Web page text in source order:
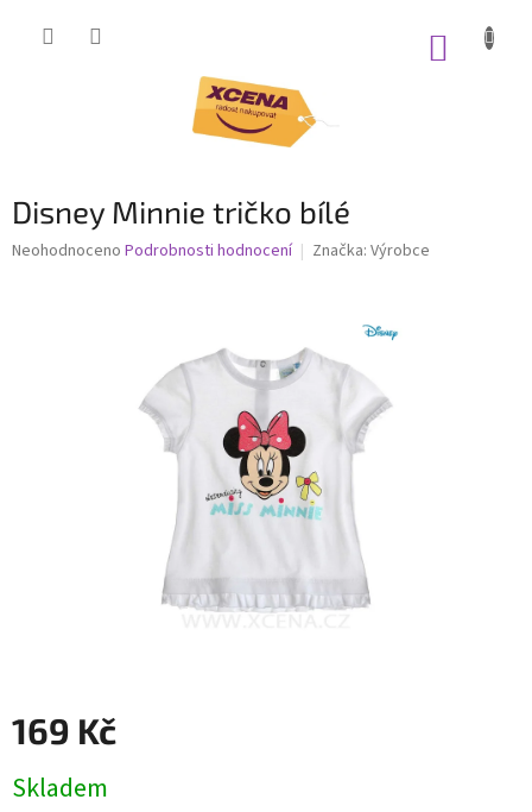
Disney Minnie tričko bílé
Průměrné
Neohodnoceno Podrobnosti hodnocení Značka: Výrobce
169 Kč
cena:
Skladem